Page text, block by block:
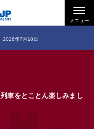
メニュー
2026年7月10日
2026年6月26日
車をとことん楽しみまし